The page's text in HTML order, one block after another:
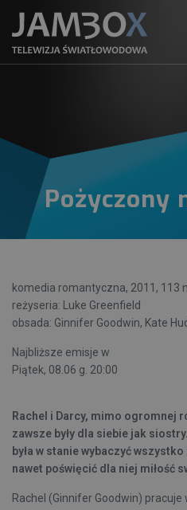
Pożyczony
komedia romantyczna, 2011, 113
reżyseria: Luke Greenfield
obsada: Ginnifer Goodwin, Kate
Najbliższe emisje w
Piątek, 08.06 g. 20:00
Rachel i Darcy, mimo ogromnej
zawsze były dla siebie jak
była w stanie wybaczyć
nawet poświęcić dla niej miłość
Rachel (Ginnifer Goodwin)